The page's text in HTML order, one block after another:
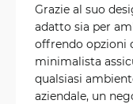
Grazie al suo
adatto sia per
offrendo opzioni
minimalista
qualsiasi
aziendale, un